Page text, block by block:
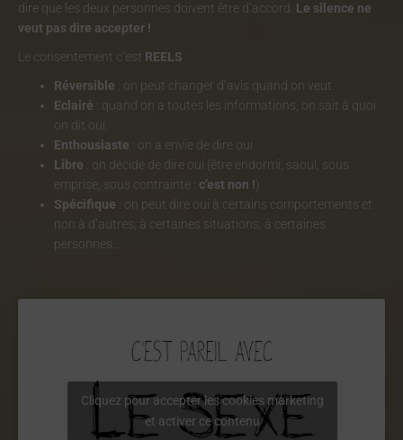
dire que les deux personnes doivent être d’accord. Le silence ne
veut pas dire accepter !
Le consentement c’est REELS :
Réversible : on peut changer d’avis quand on veut.
Eclairé : quand on a toutes les informations, on sait à quoi
on dit oui.
Enthousiaste : on a envie de dire oui.
Libre : on décide de dire oui (être endormi, saoul, sous
emprise, sous contrainte : c’est non !)
Spécifique : on peut dire oui à certains comportements et
non à d’autres, à certaines situations, à certaines
personnes…
Cliquez pour accepter les cookies marketing
et activer ce contenu